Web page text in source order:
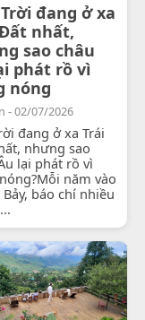
đang ở xa
nhất,
sao châu
phát rồ vì
nóng
- 02/07/2026
đang ở xa Trái
nhưng sao
lại phát rồ vì
năm vào
báo chí nhiều